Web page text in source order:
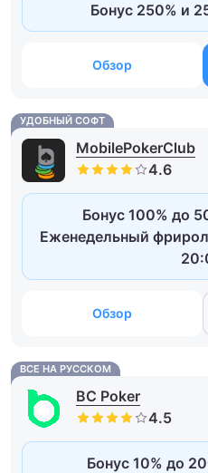
Бонус 250% и
Обзор
УДОБНЫЙ СОФТ
MobilePokerClub
Бонус 100% до
Еженедельный
Обзор
ВСЕ НА РУССКОМ
BC Poker
Бонус 10% до